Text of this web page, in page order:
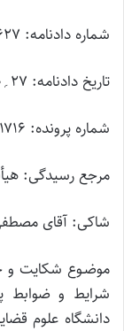
شماره دادنامه: ۱۴۰۱۰۹۹۷۰۹۰۵۸۱۲۶۲۷
تاریخ دادنامه: ۲۷؍۱۰؍۱۴۰۱
شماره پرونده: ۰۱۰۱۷۱۶
مرجع رسیدگی:
شاکی: آقای
شرایط و ضوابط